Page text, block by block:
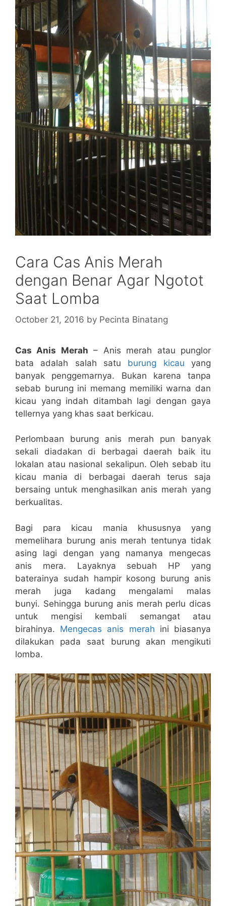
Cara Cas Anis Merah
dengan Benar Agar Ngotot
Saat Lomba
October 21, 2016 by Pecinta Binatang
Cas Anis Merah – Anis merah atau punglor
bata adalah salah satu burung kicau yang
banyak penggemarnya. Bukan karena tanpa
sebab burung ini memang memiliki warna dan
kicau yang indah ditambah lagi dengan gaya
tellernya yang khas saat berkicau.
Perlombaan burung anis merah pun banyak
sekali diadakan di berbagai daerah baik itu
lokalan atau nasional sekalipun. Oleh sebab itu
kicau mania di berbagai daerah terus saja
bersaing untuk menghasilkan anis merah yang
berkualitas.
Bagi para kicau mania khususnya yang
memelihara burung anis merah tentunya tidak
asing lagi dengan yang namanya mengecas
anis mera. Layaknya sebuah HP yang
baterainya sudah hampir kosong burung anis
merah juga kadang mengalami malas
bunyi. Sehingga burung anis merah perlu dicas
untuk mengisi kembali semangat atau
birahinya. Mengecas anis merah ini biasanya
dilakukan pada saat burung akan mengikuti
lomba.